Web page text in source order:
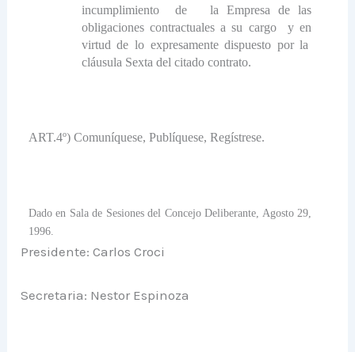
incumplimiento
de la Empresa de las
obligaciones contractuales a su cargo
y en
virtud de lo expresamente dispuesto por la
cláusula Sexta del citado contrato.
ART.4º) Comuníquese, Publíquese, Regístrese.
Dado en Sala de Sesiones del Concejo Deliberante, Agosto 29,
1996.
Presidente: Carlos Croci
Secretaria: Nestor Espinoza